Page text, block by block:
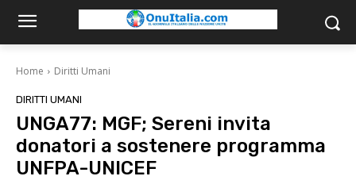
Home Diritti Umani
DIRITTI UMANI
UNGA77: MGF; Sereni invita
donatori a sostenere programma
UNFPA-UNICEF